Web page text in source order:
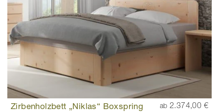
Zirbenholzbett „Niklas“ Boxspring ab 2.374,00 €